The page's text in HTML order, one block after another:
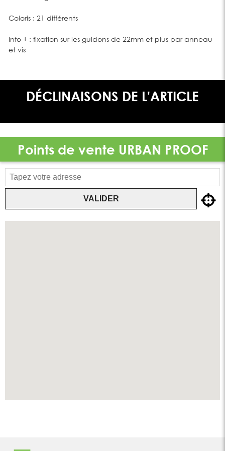
Coloris : 21 différents
Info + : fixation sur les guidons de 22mm et plus par anneau
et vis
DÉCLINAISONS DE L'ARTICLE
Points de vente URBAN PROOF
VALIDER